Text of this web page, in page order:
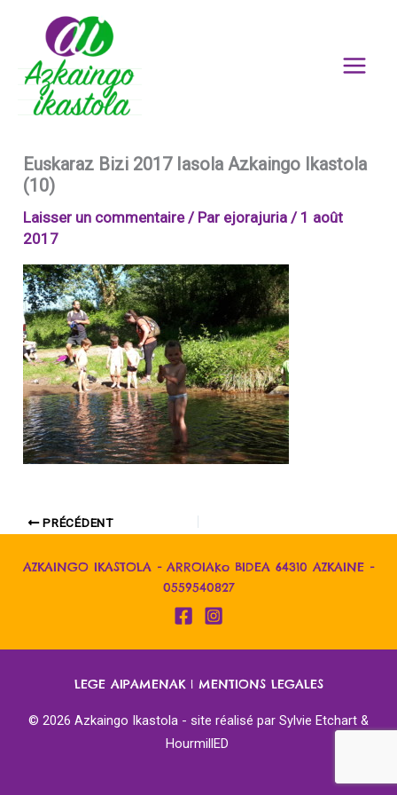
contenu
Euskaraz Bizi 2017 Iasola Azkaingo Ikastola
(10)
Laisser un commentaire / Par ejorajuria / 1 août
2017
PRÉCÉDENT
AZKAINGO IKASTOLA - ARROIAko BIDEA 64310 AZKAINE -
0559540827
LEGE AIPAMENAK| MENTIONS LEGALES
© 2026 Azkaingo Ikastola - site réalisé par Sylvie Etchart &
HourmillED